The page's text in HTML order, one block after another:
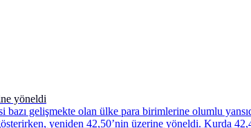
yöneldi
bazı gelişmekte olan ülke para birimlerine olumlu
yeniden 42,50’nin üzerine yöneldi. Kurda